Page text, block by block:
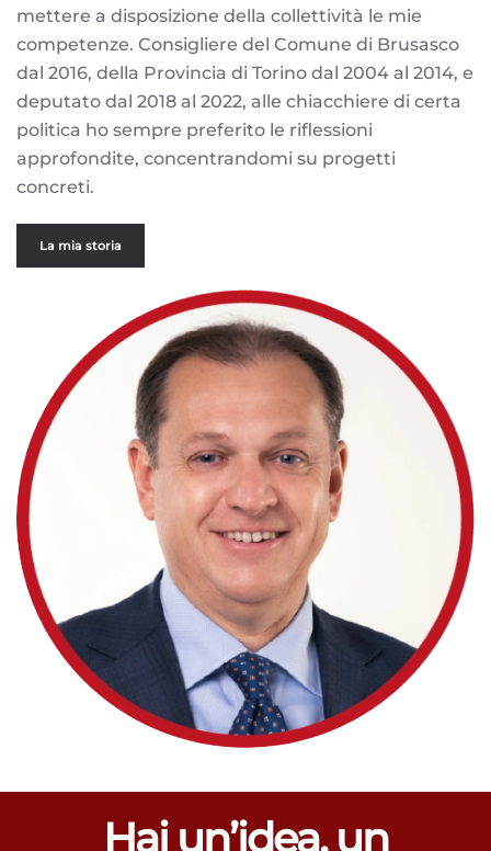
mettere a disposizione della collettività le mie
competenze. Consigliere del Comune di Brusasco
dal 2016, della Provincia di Torino dal 2004 al 2014, e
deputato dal 2018 al 2022, alle chiacchiere di certa
politica ho sempre preferito le riflessioni
approfondite, concentrandomi su progetti
concreti.
La mia storia
Hai un’idea, un